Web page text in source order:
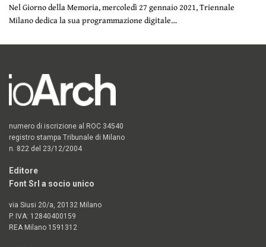
Nel Giorno della Memoria, mercoledì 27 gennaio 2021, Triennale
Milano dedica la sua programmazione digitale…
numero di iscrizione al ROC 34540
registro stampa Tribunale di Milano
n. 822 del 23/12/2004
Editore
Font Srl a socio unico
via Siusi 20/a, 20132 Milano
P. IVA: 12840400159
REA Milano 1591312